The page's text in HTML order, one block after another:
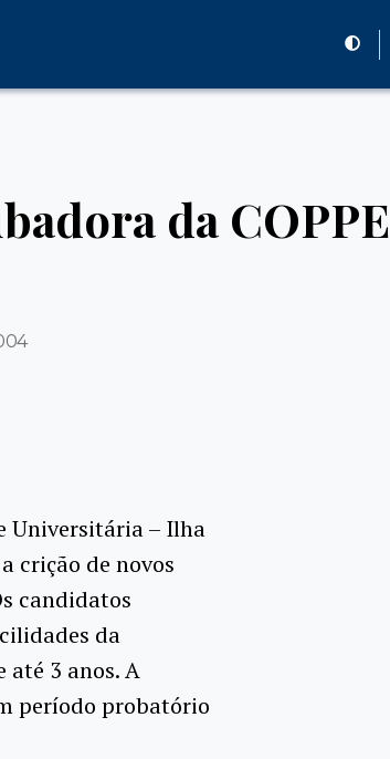
da COPPE
Universitária – Ilha
crição de novos
candidatos
da
3 anos. A
período probatório